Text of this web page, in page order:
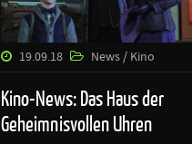
19.09.18 News / Kino
Kino-News: Das Haus der
Geheimnisvollen Uhren